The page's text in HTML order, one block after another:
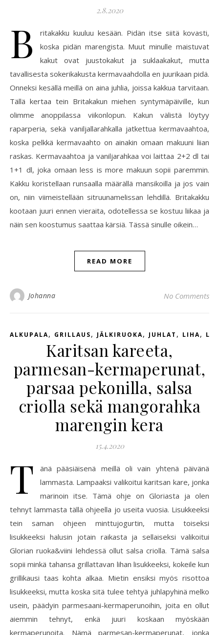
2.8.2020
B
ritakakku kuuluu kesään. Pidän itse siitä kovasti,
koska pidän marengista. Muut minulle maistuvat
kakut ovat juustokakut ja suklaakakut, mutta
tavallisesta sokerikakusta kermavaahdolla en juurikaan pidä.
Onneksi kesällä meillä on aina juhlia, joissa kakkua tarvitaan.
Tällä kertaa tein Britakakun miehen syntymäpäiville, kun
olimme anoppilassa viikonlopun. Kakun välistä löytyy
raparperia, sekä vaniljallarahkalla jatkettua kermavaahtoa,
koska pelkkä kermavaahto on ainakin omaan makuuni liian
raskas. Kermavaahtoa ja vaniljarahkaa voi laittaa 2+2 dl tai
1+1 dl, joka omaan less is more makuun sopii paremmin.
Kakku koristellaan runsaalla määrällä mansikoilla ja jos vain
on, niin viimeistellään sitruunamelissan lehdillä. Britakakku
kootaan juuri ennen vieraita, odotellessa se kostuu liikaa ja
näin sen koostumus saattaa kärsiä. Tässä sinulle oikein…
READ MORE
Johanna No Comments
ALKUPALA, GRILLAUS, JÄLKIRUOKA, JUHLAT , LIHA,
Karitsan kareeta,
parmesan-kermaperunat,
parsaa pekonilla, salsa
criolla sekä mangorahka
marengin kera
15.4.2020
T
änä pääsiäisenä meillä oli vain yhtenä päivänä
lammasta. Lampaaksi valikoitui karitsan kare, jonka
marinoin itse. Tämä ohje on Gloriasta ja olen
tehnyt lammasta tällä ohjeella jo useita vuosia. Lisukkeeksi
tein saman ohjeen minttujogurtin, mutta toiseksi
lisukkeeksi halusin jotain raikasta ja sellaiseksi valikoitui
Glorian ruoka&viini lehdessä ollut salsa criolla. Tämä salsa
sopii minkä tahansa grillattavan lihan lisukkeeksi, kokeile kun
grillikausi taas kohta alkaa. Mietin ensiksi myös risottoa
lisukkeeksi, mutta koska sitä tulee tehtyä juhlapyhinä melko
usein, päädyin parmesaani-kermaperunoihin, joita en ollut
aiemmin tehnyt, enkä juuri koskaan myöskään
kermaperunoita. Nämä parmesan-kermaperunat, jonka